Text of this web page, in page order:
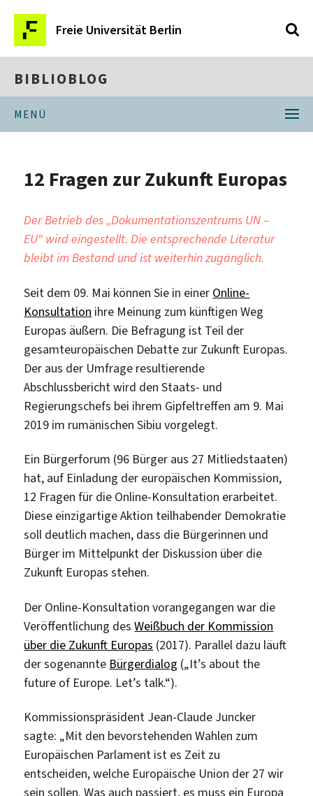
Freie Universität Berlin
BIBLIOBLOG
MENÜ
12 Fragen zur Zukunft Europas
Der Betrieb des „Dokumentationszentrums UN –
EU“ wird eingestellt. Die entsprechende Literatur
bleibt im Bestand und ist weiterhin zugänglich.
Seit dem 09. Mai können Sie in einer Online-
Konsultation ihre Meinung zum künftigen Weg
Europas äußern. Die Befragung ist Teil der
gesamteuropäischen Debatte zur Zukunft Europas.
Der aus der Umfrage resultierende
Abschlussbericht wird den Staats- und
Regierungschefs bei ihrem Gipfeltreffen am 9. Mai
2019 im rumänischen Sibiu vorgelegt.
Ein Bürgerforum (96 Bürger aus 27 Mitliedstaaten)
hat, auf Einladung der europäischen Kommission,
12 Fragen für die Online-Konsultation erarbeitet.
Diese einzigartige Aktion teilhabender Demokratie
soll deutlich machen, dass die Bürgerinnen und
Bürger im Mittelpunkt der Diskussion über die
Zukunft Europas stehen.
Der Online-Konsultation vorangegangen war die
Veröffentlichung desWeißbuch der Kommission
über die Zukunft Europas (2017). Parallel dazu läuft
der sogenannte Bürgerdialog („It’s about the
future of Europe. Let’s talk.“).
Kommissionspräsident Jean-Claude Juncker
sagte: „Mit den bevorstehenden Wahlen zum
Europäischen Parlament ist es Zeit zu
entscheiden, welche Europäische Union der 27 wir
sein sollen. Was auch passiert, es muss ein Europa